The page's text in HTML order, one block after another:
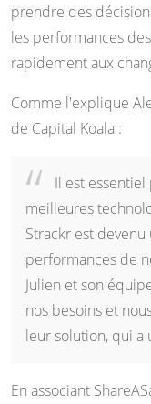
prendre des
les performances
rapidement aux
Comme l'explique
de Capital Koala :
Il est
meilleures
Strackr est
performances de
Julien et son
nos besoins et
leur solution, qui
En associant